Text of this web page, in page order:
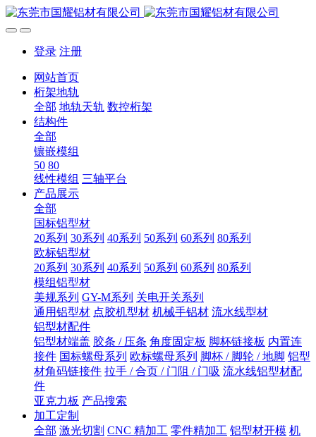
登录 注册
网站首页
桁架地轨
全部 地轨天轨 数控桁架
结构件
全部
镶嵌模组
50 80
线性模组 三轴平台
产品展示
全部
国标铝型材
20系列 30系列 40系列 50系列 60系列 80系列
欧标铝型材
20系列 30系列 40系列 50系列 60系列 80系列
模组铝型材
美规系列 GY-M系列 关电开关系列
通用铝型材 点胶机型材 机械手铝材 流水线型材
铝型材配件
铝型材端盖 胶条 / 压条 角度固定板 脚杯链接板 内置连
接件 国标螺母系列 欧标螺母系列 脚杯 / 脚轮 / 地脚 铝型
材角码链接件 拉手 / 合页 / 门阻 / 门吸 流水线铝型材配
件
亚克力板 产品搜索
加工定制
全部 激光切割 CNC 精加工 零件精加工 铝型材开模 机